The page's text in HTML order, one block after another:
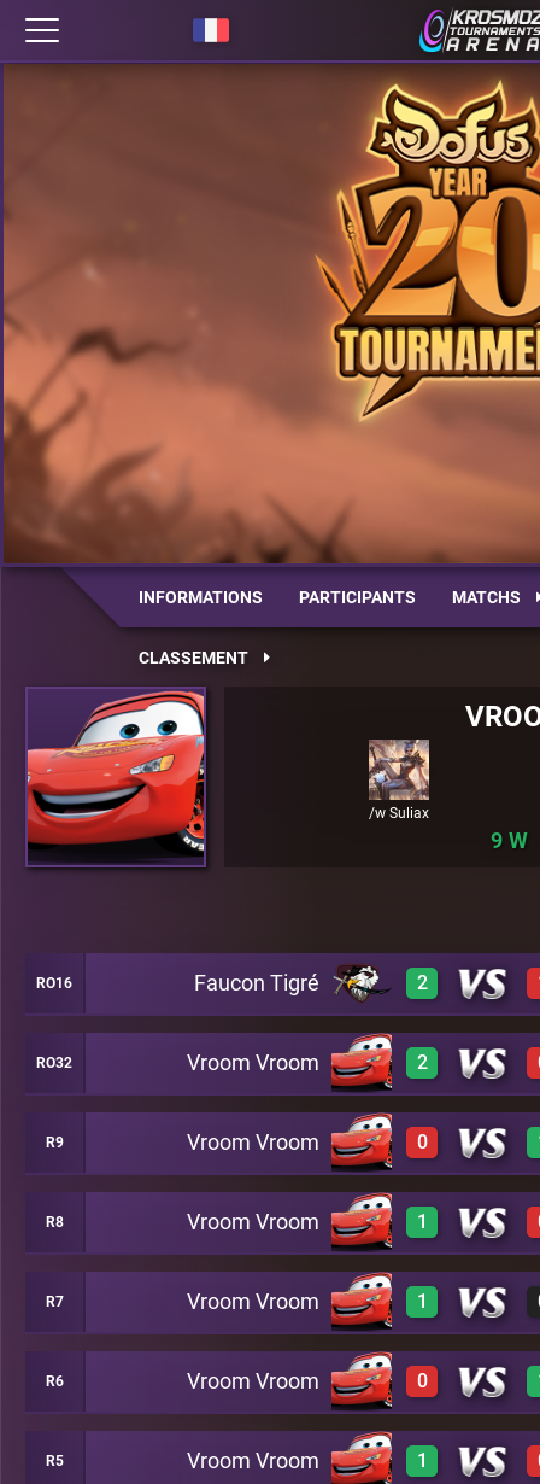
INFORMATIONS PARTICIPANTS MATCHS
CLASSEMENT
/w Suliax
9
RO16 Faucon Tigré 2
3 A23
0 A39
3 A39
RO32 Vroom Vroom 2
3 A30
3 A22
A22
R9 Vroom Vroom 0
0 A46
R8 Vroom Vroom 1
2 A33
R7 Vroom Vroom 1
3 A37
R6 Vroom Vroom 0
0 A2
R5 Vroom Vroom 1